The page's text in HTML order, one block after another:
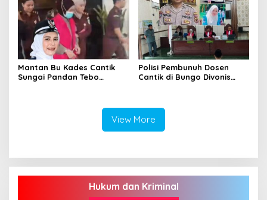
Mantan Bu Kades Cantik
Sungai Pandan Tebo
Polisi Pembunuh Dosen
Cantik di Bungo Divonis
View More
Hukum dan Kriminal